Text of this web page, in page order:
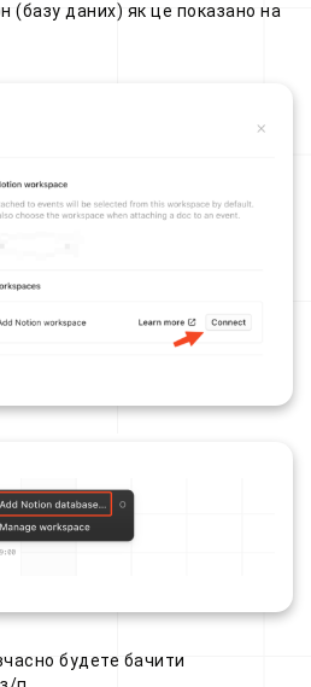
(базу даних) як це показано на
будете бачити